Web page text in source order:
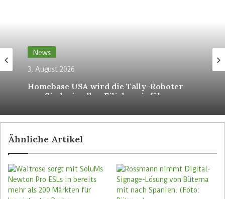
agilen Zusammenarbeit wie unter anderem der
Scrum-Logik sollen Geschäftsbereiche und die IT
besser kooperieren und Innovationen effizienter
und motivierter voranbringen. „Letztendlich
müssen unsere Geschäfts- und IT-Abläufe nahtlos
digitale Wertschöpfung ist ein zentraler
Großer Bedarf an SAP-Verstehern
News
3. August 2026
von Simbe in allen Filialen einführen
Ähnliche Artikel